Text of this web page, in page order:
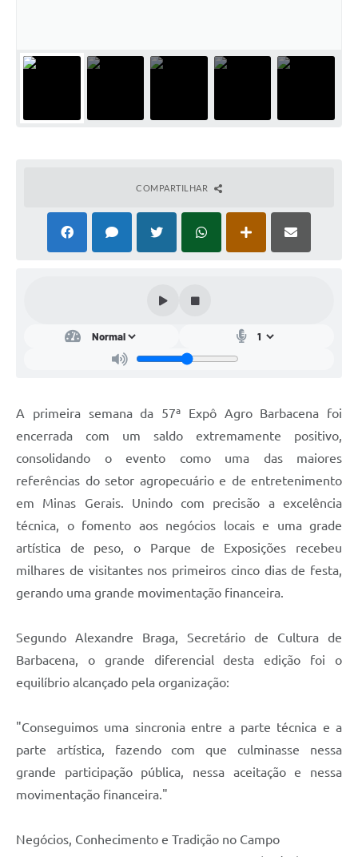
Festival Gastronômico
Plano Municipal de Saneamento Básico
Regularização de bairros
Telefones Úteis
SIC
COMPARTILHAR
A primeira semana da 57ª Expô Agro Barbacena foi
encerrada com um saldo extremamente positivo,
consolidando o evento como uma das maiores
referências do setor agropecuário e de entretenimento
em Minas Gerais. Unindo com precisão a excelência
técnica, o fomento aos negócios locais e uma grade
artística de peso, o Parque de Exposições recebeu
milhares de visitantes nos primeiros cinco dias de festa,
gerando uma grande movimentação financeira.
Segundo Alexandre Braga, Secretário de Cultura de
Barbacena, o grande diferencial desta edição foi o
equilíbrio alcançado pela organização:
"Conseguimos uma sincronia entre a parte técnica e a
parte artística, fazendo com que culminasse nessa
grande participação pública, nessa aceitação e nessa
movimentação financeira."
Negócios, Conhecimento e Tradição no Campo